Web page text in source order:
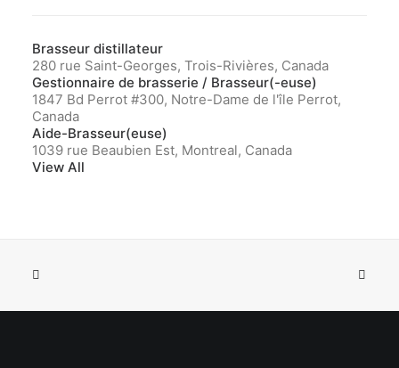
Brasseur distillateur
280 rue Saint-Georges, Trois-Rivières, Canada
Gestionnaire de brasserie / Brasseur(-euse)
1847 Bd Perrot #300, Notre-Dame de l'île Perrot,
Canada
Aide-Brasseur(euse)
1039 rue Beaubien Est, Montreal, Canada
View All